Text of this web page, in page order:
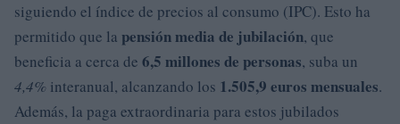
siguiendo el índice de precios al consumo (IPC). Esto ha
permitido que la pensión media de jubilación, que
beneficia a cerca de 6,5 millones de personas, suba un
4,4% interanual, alcanzando los 1.505,9 euros mensuales.
Además, la paga extraordinaria para estos jubilados